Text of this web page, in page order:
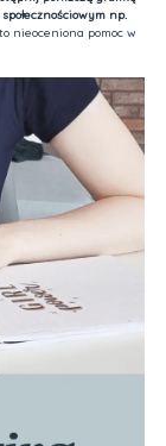
np.
nieoceniona pomoc w